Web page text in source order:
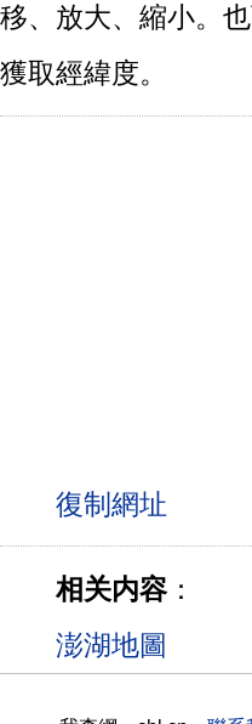
移、放大、縮小。
獲取經緯度。
相关内容：
澎湖地圖